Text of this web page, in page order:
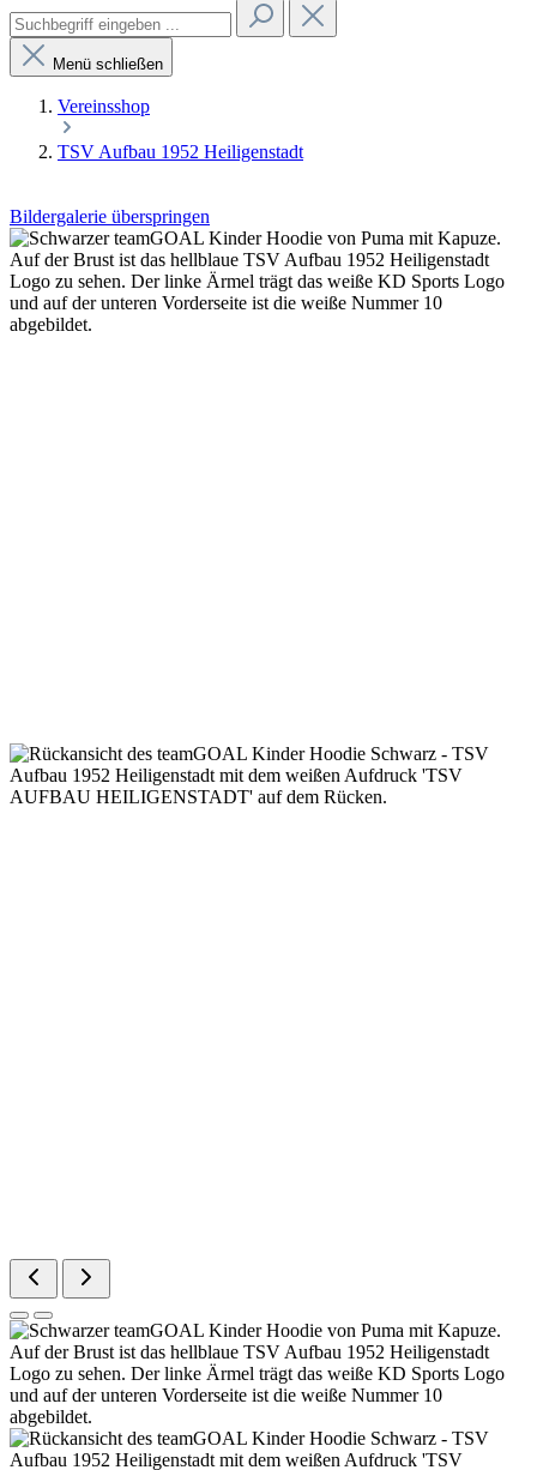
Menü schließen
Vereinsshop
TSV Aufbau 1952 Heiligenstadt
Bildergalerie überspringen